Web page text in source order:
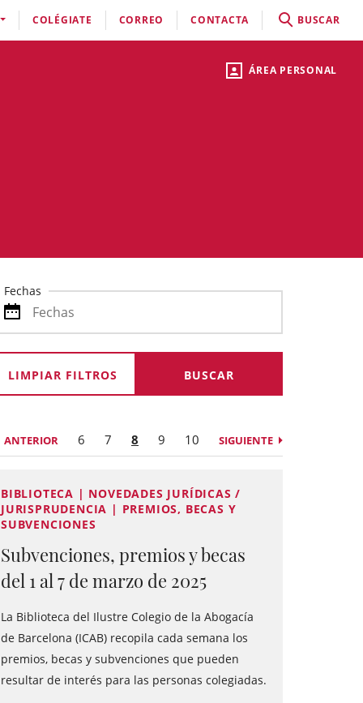
ÁREA PERSONAL
COLÉGIATE CORREO CONTACTA BUSCAR
Fechas
LIMPIAR FILTROS
ANTERIOR 6 7 8 9 10 SIGUIENTE
BIBLIOTECA | NOVEDADES JURÍDICAS /
JURISPRUDENCIA | PREMIOS, BECAS Y
SUBVENCIONES
Subvenciones, premios y becas
del 1 al 7 de marzo de 2025
La Biblioteca del Ilustre Colegio de la Abogacía
de Barcelona (ICAB) recopila cada semana los
premios, becas y subvenciones que pueden
resultar de interés para las personas colegiadas.